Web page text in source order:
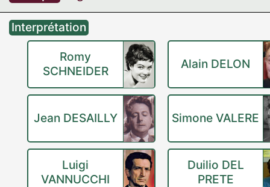
Interprétation
Romy
SCHNEIDER
Alain DELON
Jean DESAILLY Simone VALERE
Luigi
VANNUCCHI
Duilio DEL
PRETE